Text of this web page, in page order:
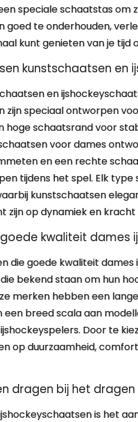
speciale schaatstas
goed te onderhouden,
kunt genieten van je tijd
kunstschaatsen en
en
zijn speciaal ontworpen
schaatsrand voor
voor dames
en een rechte
tijdens het spel. Elk
kunstschaatsen
zijn op dynamiek en kracht
kwaliteit dames
die goede kwaliteit
bekend staan om hun
merken hebben een
breed scala aan
Door te
op duurzaamheid,
dragen bij het
is het